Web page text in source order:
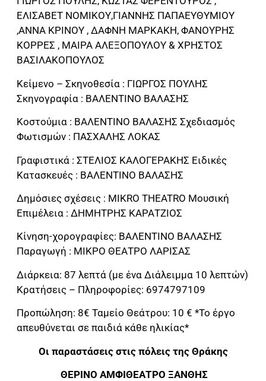
ΕΛΙΣΑΒΕΤ ΝΟΜΙΚΟΥ,ΓΙΑΝΝΗΣ ΠΑΠΑΕΥΘΥΜΙΟΥ
,ΑΝΝΑ ΚΡΙΝΟΥ , ΔΑΦΝΗ ΜΑΡΚΑΚΗ, ΦΑΝΟΥΡΗΣ
ΚΟΡΡΕΣ , ΜΑΙΡΑ ΑΛΕΞΟΠΟΥΛΟΥ & ΧΡΗΣΤΟΣ
ΒΑΣΙΛΑΚΟΠΟΥΛΟΣ
Κείμενο – Σκηνοθεσία : ΓΙΩΡΓΟΣ ΠΟΥΛΗΣ
Σκηνογραφία : ΒΑΛΕΝΤΙΝΟ ΒΑΛΑΣΗΣ
Κοστούμια : ΒΑΛΕΝΤΙΝΟ ΒΑΛΑΣΗΣ Σχεδιασμός
Φωτισμών : ΠΑΣΧΑΛΗΣ ΛΟΚΑΣ
Γραφιστικά : ΣΤΕΛΙΟΣ ΚΑΛΟΓΕΡΑΚΗΣ Ειδικές
Κατασκευές : ΒΑΛΕΝΤΙΝΟ ΒΑΛΑΣΗΣ
Δημόσιες σχέσεις : ΜIKRO THEATRO Μουσική
Επιμέλεια : ΔΗΜΗΤΡΗΣ ΚΑΡΑΤΖΙΟΣ
Κίνηση-χορογραφίες: ΒΑΛΕΝΤΙΝΟ ΒΑΛΑΣΗΣ
Παραγωγή : ΜΙΚΡΟ ΘΕΑΤΡΟ ΛΑΡΙΣΑΣ
Διάρκεια: 87 λεπτά (με ένα Διάλειμμα 10 λεπτών)
Κρατήσεις – Πληροφορίες: 6974797109
Προπώληση: 8€ Ταμείο Θεάτρου: 10 € *Το έργο
απευθύνεται σε παιδιά κάθε ηλικίας*
Οι παραστάσεις στις πόλεις της Θράκης
ΘΕΡΙΝΟ ΑΜΦΙΘΕΑΤΡΟ ΞΑΝΘΗΣ